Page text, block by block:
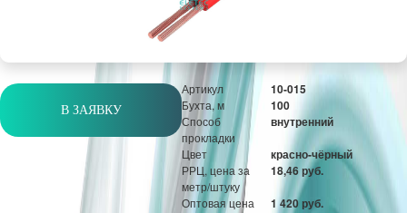
В ЗАЯВКУ
Артикул 10-015
Бухта, м 100
Способ
прокладки
внутренний
Цвет красно-чёрный
РРЦ, цена за
метр/штуку
18,46 руб.
Оптовая цена 1 420 руб.